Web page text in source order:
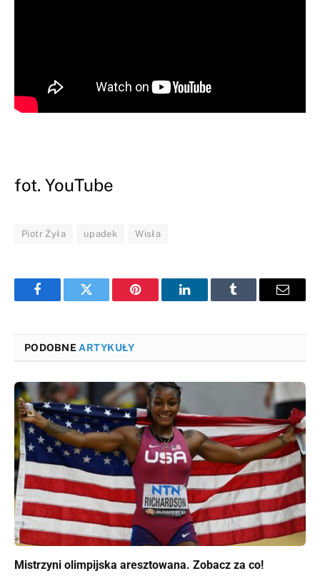
fot. YouTube
Piotr Żyła upadek Wisła
FacebookTwitter Pinterest LinkedInTumblr Email
PODOBNE ARTYKUŁY
Mistrzyni olimpijska aresztowana. Zobacz za co!